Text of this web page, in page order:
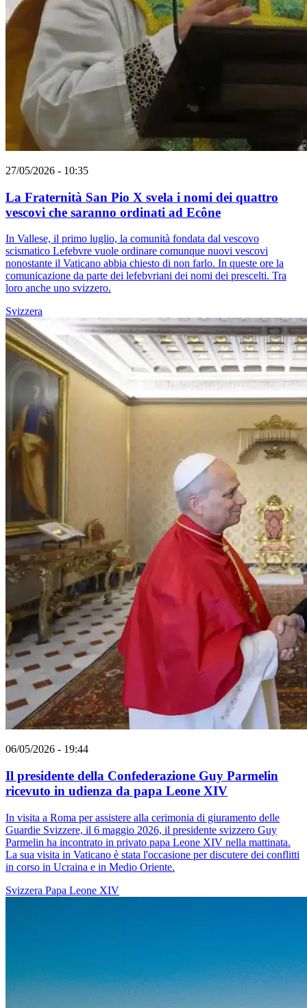
27/05/2026 - 10:35
La Fraternità San Pio X svela i nomi dei quattro
vescovi che saranno ordinati ad Ecône
In Vallese, il primo luglio, la comunità fondata dal vescovo
scismatico Lefebvre vuole ordinare comunque nuovi vescovi
nonostante il Vaticano abbia chiesto di non farlo. In queste ore la
comunicazione da parte dei lefebvriani dei nomi dei prescelti. Tra
loro anche uno svizzero.
Svizzera
06/05/2026 - 19:44
Il presidente della Confederazione Guy Parmelin
ricevuto in udienza da papa Leone XIV
In visita a Roma per assistere alla cerimonia di giuramento delle
Guardie Svizzere, il 6 maggio 2026, il presidente svizzero Guy
Parmelin ha incontrato in privato papa Leone XIV nella mattinata.
La sua visita in Vaticano è stata l'occasione per discutere dei conflitti
in corso in Ucraina e in Medio Oriente.
Svizzera Papa Leone XIV